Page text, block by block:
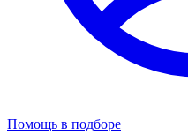
Помощь в подборе